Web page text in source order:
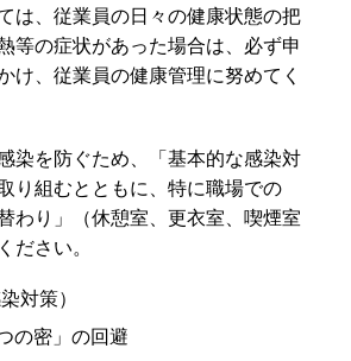
は、従業員の日々の健康状態の把
等の症状があった場合は、必ず申
け、従業員の健康管理に努めてく
染を防ぐため、「基本的な感染対
り組むとともに、特に職場での
わり」（休憩室、更衣室、喫煙室
ださい。
対策）
の密」の回避